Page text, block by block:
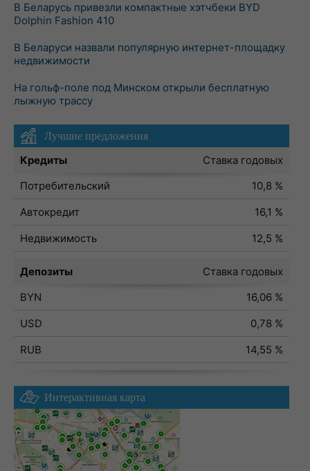
В Беларусь привезли компактные хэтчбеки BYD
Dolphin Fashion 410
В Беларуси назвали популярную интернет-площадку
недвижимости
На гольф-поле под Минском открыли бесплатную
лыжную трассу
Лучшие предложения
Кредиты
Ставка годовых
Потребительский
10,8 %
Автокредит
16,1 %
Недвижимость
12,5 %
Депозиты
Ставка годовых
BYN
16,06 %
USD
0,78 %
RUB
14,55 %
Интерактивная карта